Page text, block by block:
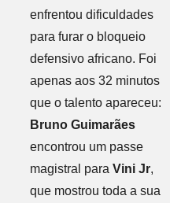
enfrentou dificuldades
para furar o bloqueio
defensivo africano. Foi
apenas aos 32 minutos
que o talento apareceu:
Bruno Guimarães
encontrou um passe
magistral para Vini Jr,
que mostrou toda a sua